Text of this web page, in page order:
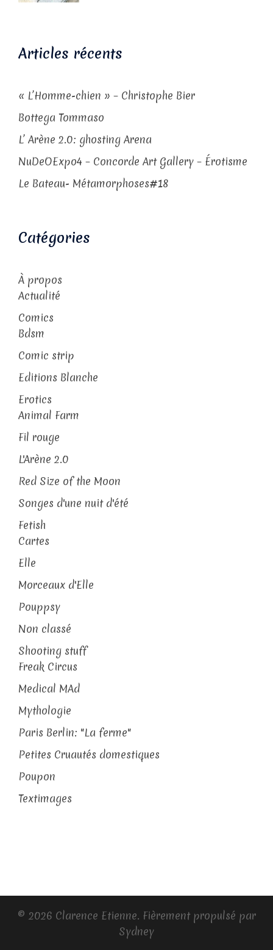
Articles récents
« L’Homme-chien » – Christophe Bier
Bottega Tommaso
L’ Arène 2.0: ghosting Arena
NuDeOExpo4 – Concorde Art Gallery – Érotisme
Le Bateau- Métamorphoses#18
Catégories
À propos
Actualité
Comics
Bdsm
Comic strip
Editions Blanche
Erotics
Animal Farm
Fil rouge
L'Arène 2.0
Red Size of the Moon
Songes d'une nuit d'été
Fetish
Cartes
Elle
Morceaux d'Elle
Pouppsy
Non classé
Shooting stuff
Freak Circus
Medical MAd
Mythologie
Paris Berlin: "La ferme"
Petites Cruautés domestiques
Poupon
Textimages
© 2026 Clarence Etienne. Fièrement propulsé par
Sydney